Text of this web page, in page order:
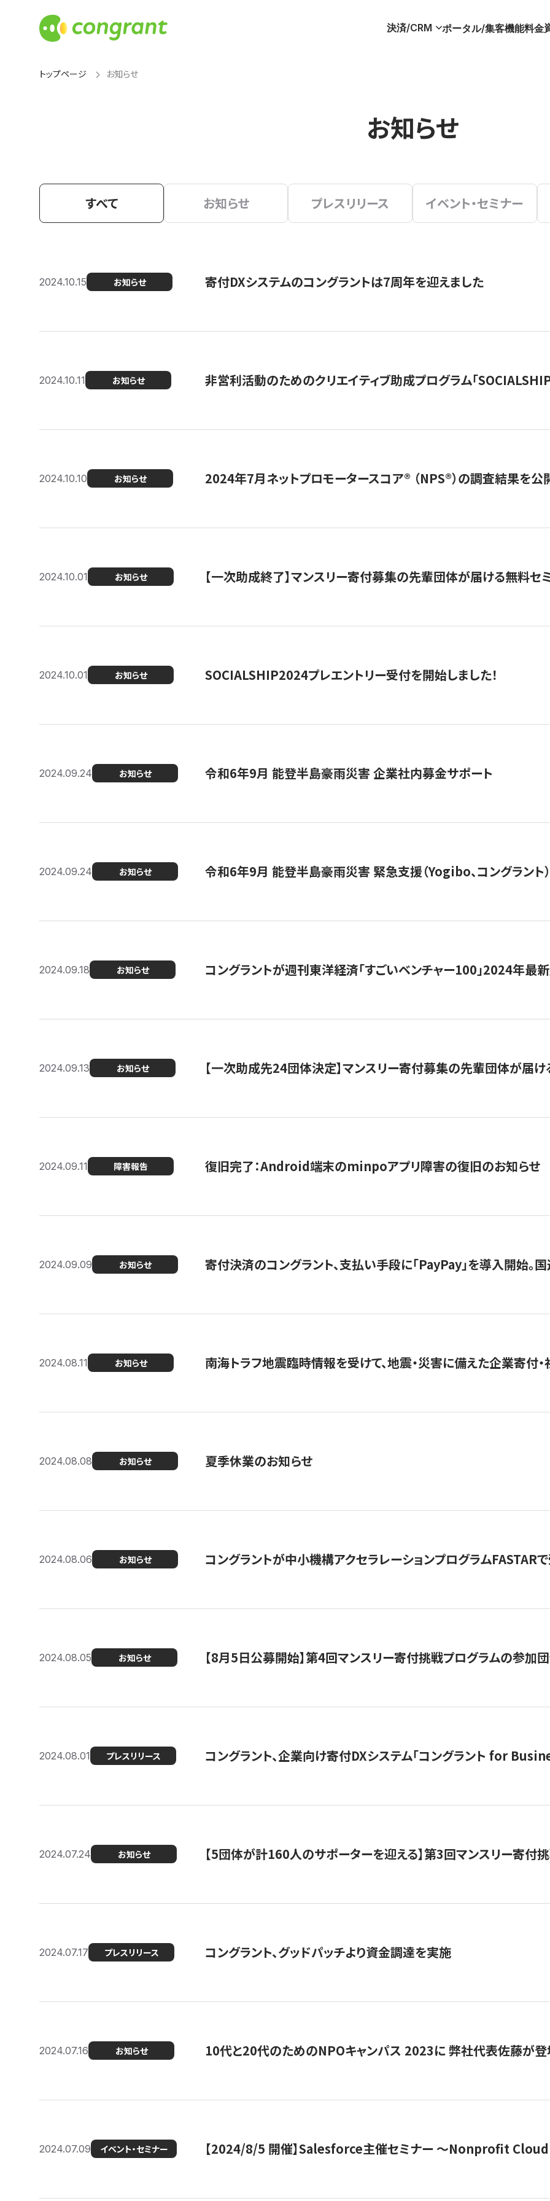
決済/CRM ポータル/集客機能料金
トップページ お知らせ
お知らせ
すべて お知らせ プレスリリース イベント・セミナー
2024.10.15 お知らせ 寄付DXシステムのコングラントは7周年を迎えました
2024.10.11 お知らせ 非営利活動のためのクリエイティブ助成プログラム「
2024.10.10 お知らせ 2024年7月ネットプロモータースコア®︎ （NPS®︎）の調査結果を公
2024.10.01 お知らせ 【一次助成終了】マンスリー寄付募集の先輩団体が届ける無料セ
2024.10.01 お知らせ SOCIALSHIP2024プレエントリー受付を開始しました！
2024.09.24 お知らせ 令和6年9月 能登半島豪雨災害 企業社内募金サポート
2024.09.24 お知らせ 令和6年9月 能登半島豪雨災害 緊急支援（Yogibo、コングラント）
2024.09.18 お知らせ コングラントが週刊東洋経済「すごいベンチャー100」2024年最
2024.09.13 お知らせ 【一次助成先24団体決定】マンスリー寄付募集の先輩団体が届
2024.09.11 障害報告 復旧完了：Android端末のminpoアプリ障害の復旧のお知らせ
2024.09.09 お知らせ 寄付決済のコングラント、支払い手段に「PayPay」を導入開始。
2024.08.11 お知らせ 南海トラフ地震臨時情報を受けて、地震・災害に備えた企業寄付
2024.08.08 お知らせ 夏季休業のお知らせ
2024.08.06 お知らせ コングラントが中小機構アクセラレーションプログラムFASTAR
2024.08.05 お知らせ 【8月5日公募開始】第4回マンスリー寄付挑戦プログラムの参加
2024.08.01 プレスリリース コングラント、企業向け寄付DXシステム「コングラント for
2024.07.24 お知らせ 【5団体が計160人のサポーターを迎える】​​第3回マンスリー寄付
2024.07.17 プレスリリース コングラント、グッドパッチより資金調達を実施
2024.07.16 お知らせ 10代と20代のためのNPOキャンパス 2023に 弊社代表佐藤が
2024.07.09 イベント・セミナー 【2024/8/5 開催】Salesforce主催セミナー 〜Nonprofit